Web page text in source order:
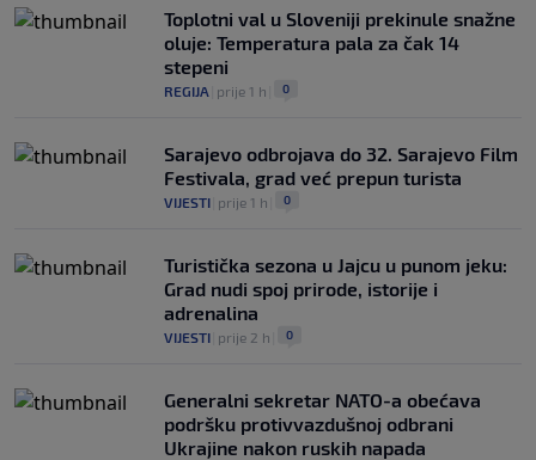
Toplotni val u Sloveniji prekinule snažne
oluje: Temperatura pala za čak 14
stepeni
REGIJA prije 1 h 0
Sarajevo odbrojava do 32. Sarajevo Film
Festivala, grad već prepun turista
VIJESTI prije 1 h 0
Turistička sezona u Jajcu u punom jeku:
Grad nudi spoj prirode, istorije i
adrenalina
VIJESTI prije 2 h 0
Generalni sekretar NATO-a obećava
podršku protivvazdušnoj odbrani
Ukrajine nakon ruskih napada